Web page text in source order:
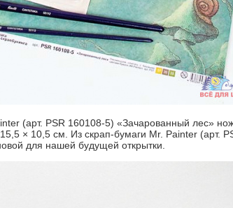
(арт. PSR 160108-5) «Зачарованный лес»
× 10,5 см. Из скрап-бумаги Mr. Painter (арт.
для нашей будущей открытки.